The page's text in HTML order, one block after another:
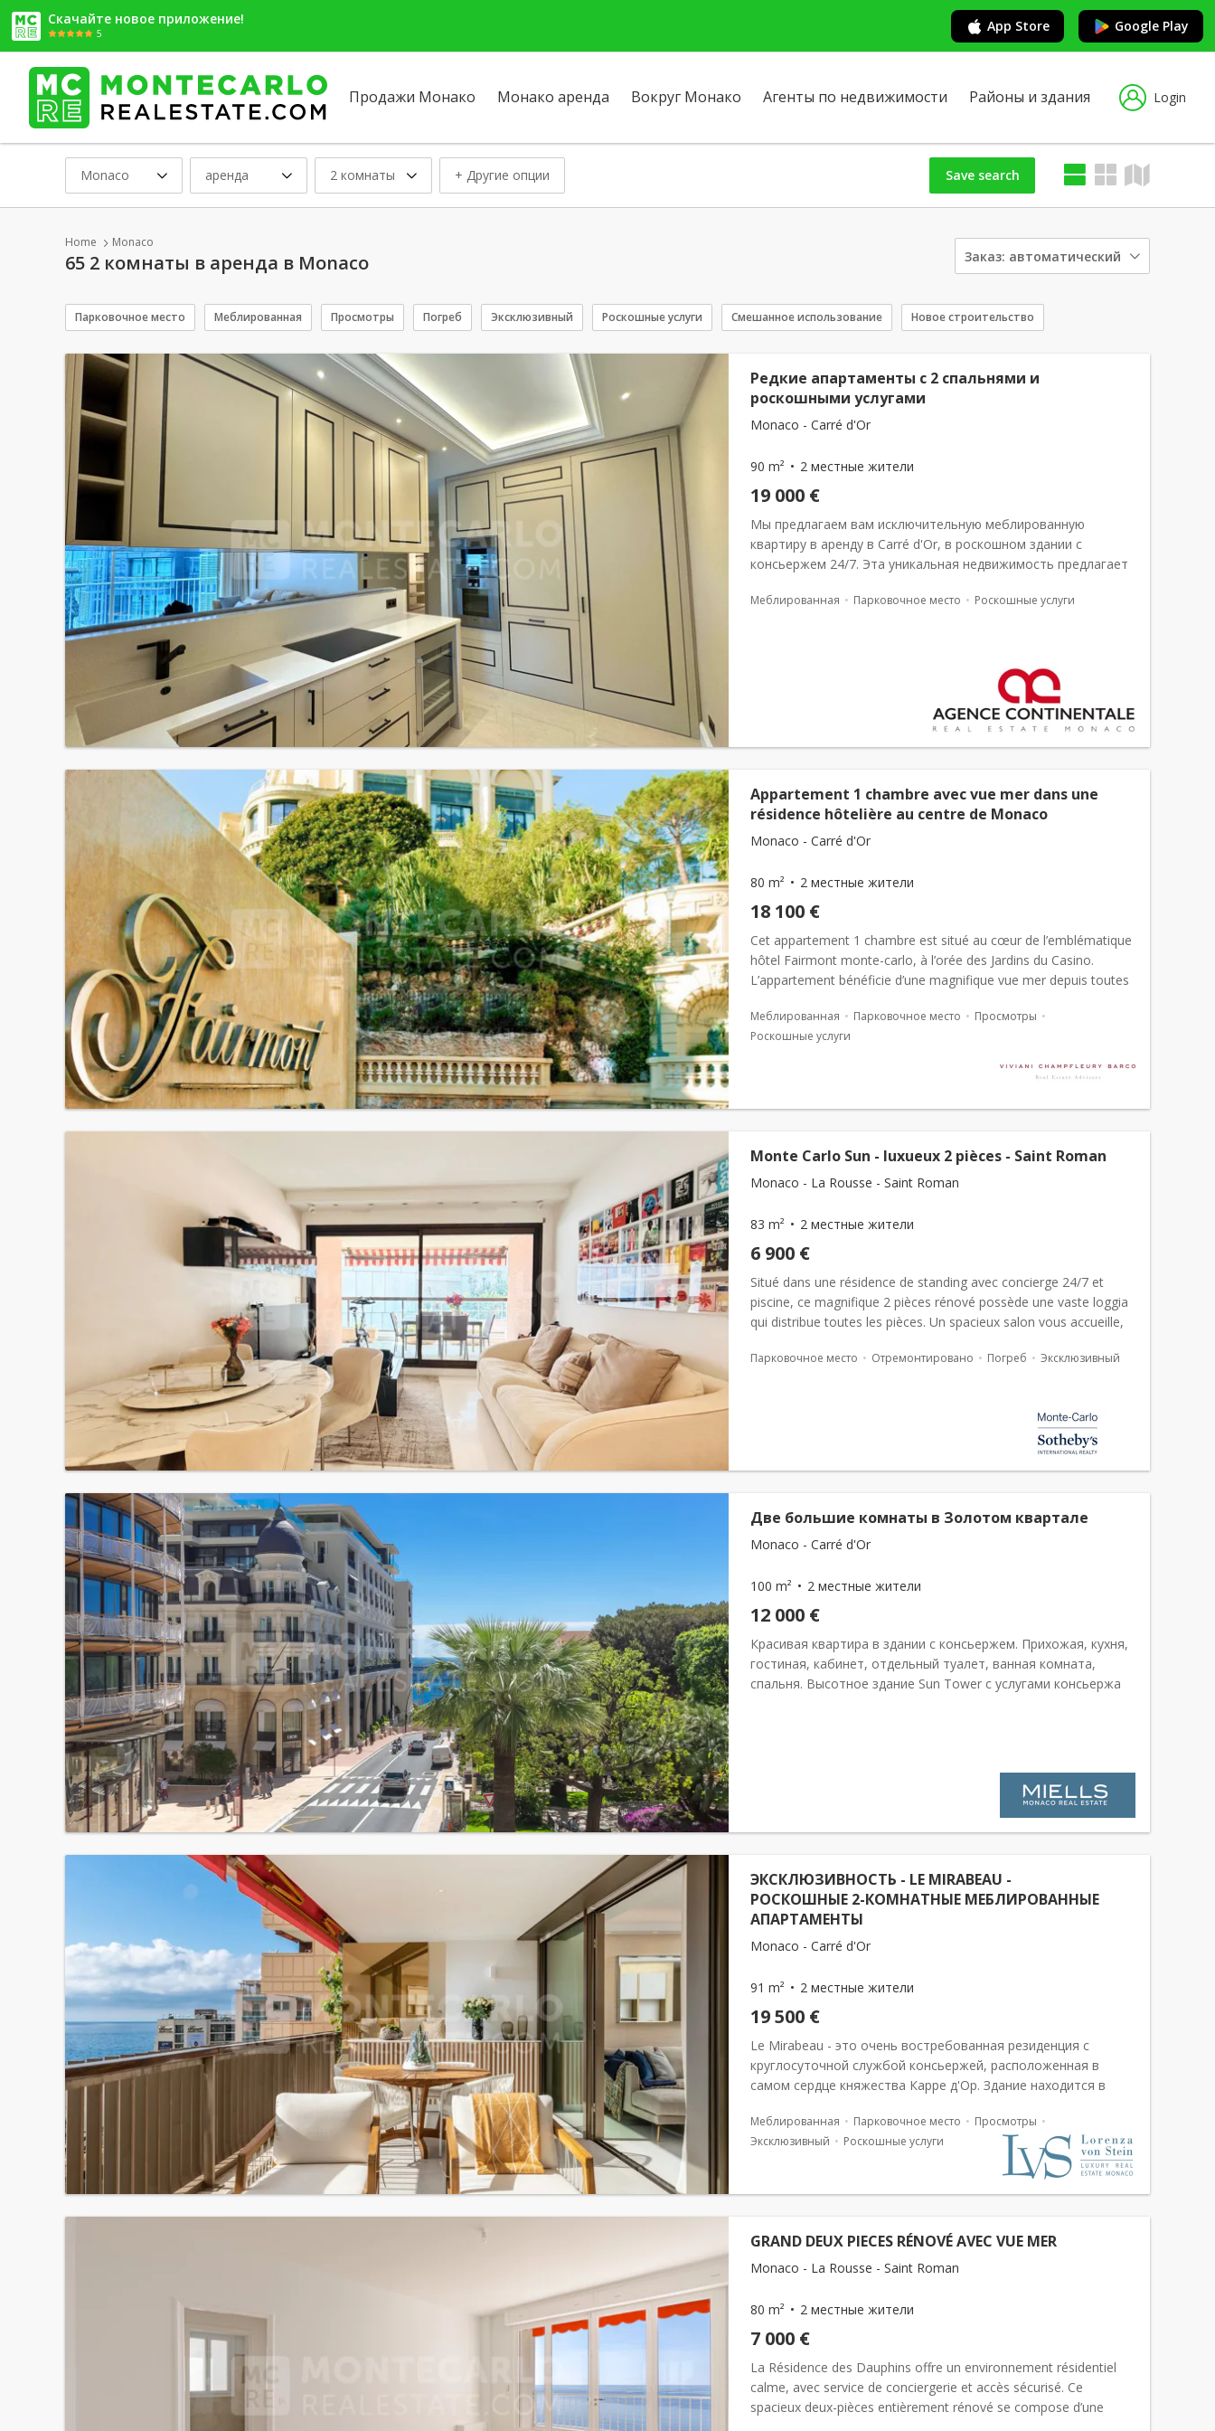
Скачайте новое приложение!
5 App Store Google Play
Продажи Монако Монако аренда Вокруг Монако Агенты по недвижимости Районы и здания Login
Monaco аренда 2 комнаты + Другие опции
Заказ: автоматический
Save search
Home Monaco
65 2 комнаты в аренда в Monaco
Парковочное место Меблированная Просмотры Погреб Эксклюзивный Роскошные услуги Смешанное использование Новое строительство
Редкие апартаменты с 2 спальнями и
роскошными услугами
Monaco - Carré d'Or
90 m² 2 местные жители
19 000 €
Мы предлагаем вам исключительную меблированную
квартиру в аренду в Carré d'Or, в роскошном здании с
консьержем 24/7. Эта уникальная недвижимость предлагает
изысканный интерьер с современной о...
Меблированная Парковочное место Роскошные услуги
Appartement 1 chambre avec vue mer dans une
résidence hôtelière au centre de Monaco
Monaco - Carré d'Or
80 m² 2 местные жители
18 100 €
Cet appartement 1 chambre est situé au cœur de l’emblématique
hôtel Fairmont monte-carlo, à l’orée des Jardins du Casino.
L’appartement bénéficie d’une magnifique vue mer depuis toutes
Меблированная Парковочное место
Просмотры
Роскошные услуги
Monte Carlo Sun - luxueux 2 pièces - Saint Roman
Monaco - La Rousse - Saint Roman
83 m² 2 местные жители
6 900 €
Situé dans une résidence de standing avec concierge 24/7 et
piscine, ce magnifique 2 pièces rénové possède une vaste loggia
qui distribue toutes les pièces. Un spacieux salon vous accueille,
Парковочное место Отремонтировано Погреб Эксклюзивный
Две большие комнаты в Золотом квартале
Monaco - Carré d'Or
100 m² 2 местные жители
12 000 €
Красивая квартира в здании с консьержем. Прихожая, кухня,
гостиная, кабинет, отдельный туалет, ванная комната,
спальня. Высотное здание Sun Tower с услугами консьержа
ЭКСКЛЮЗИВНОСТЬ - LE MIRABEAU -
РОСКОШНЫЕ 2-КОМНАТНЫЕ МЕБЛИРОВАННЫЕ
АПАРТАМЕНТЫ
Monaco - Carré d'Or
91 m² 2 местные жители
19 500 €
Le Mirabeau - это очень востребованная резиденция с
круглосуточной службой консьержей, расположенная в
самом сердце княжества Карре д'Ор. Здание находится в
достопримечательностей Монако и может похвастаться ид...
Меблированная Парковочное место
Просмотры
Эксклюзивный
Роскошные услуги
GRAND DEUX PIECES RÉNOVÉ AVEC VUE MER
Monaco - La Rousse - Saint Roman
80 m² 2 местные жители
7 000 €
La Résidence des Dauphins offre un environnement résidentiel
calme, avec service de conciergerie et accès sécurisé. Ce
spacieux deux-pièces entièrement rénové se compose d’une